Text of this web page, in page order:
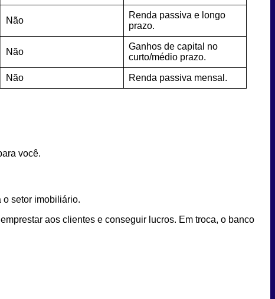
Não
Renda passiva e longo
prazo.
Não
Ganhos de capital no
curto/médio prazo.
Não Renda passiva mensal.
você.
o setor imobiliário.
aos clientes e conseguir lucros. Em troca, o banco